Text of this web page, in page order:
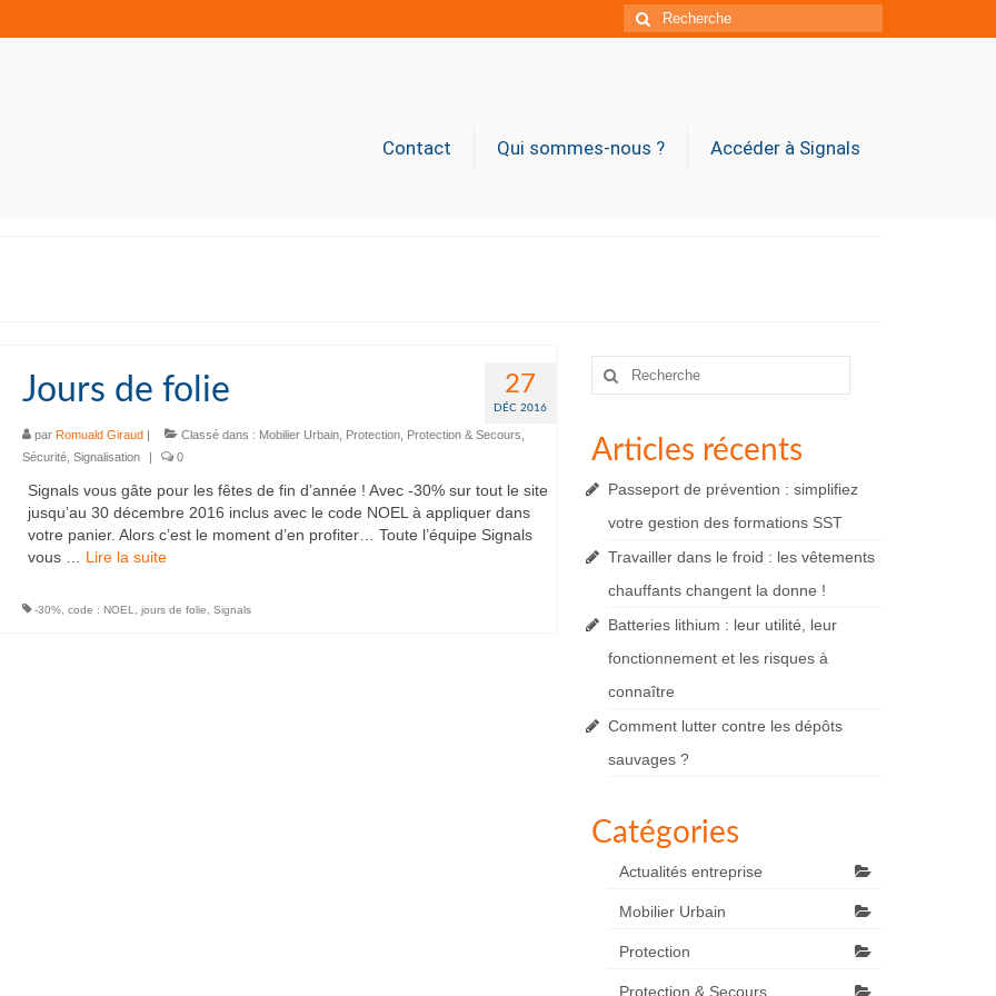
Rechercher
:
Contact Qui sommes-nous ? Accéder à Signals
27
DÉC 2016
Jours de folie
par Romuald Giraud| Classé dans : Mobilier Urbain, Protection, Protection & Secours
Sécurité, Signalisation | 0
Signals vous gâte pour les fêtes de fin d’année ! Avec -30% sur tout le site
jusqu’au 30 décembre 2016 inclus avec le code NOEL à appliquer dans
votre panier. Alors c’est le moment d’en profiter… Toute l’équipe Signals
vous … Lire la suite­­
-30%, code : NOEL jours de folie Signals
Rechercher
Articles récents
Passeport de prévention : simplifiez
votre gestion des formations SST
Travailler dans le froid : les vêtements
chauffants changent la donne !
Batteries lithium : leur utilité, leur
fonctionnement et les risques à
connaître
Comment lutter contre les dépôts
sauvages ?
Catégories
Actualités entreprise
Mobilier Urbain
Protection
Protection & Secours